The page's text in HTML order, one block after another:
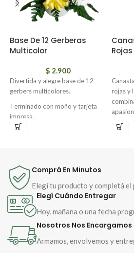
Base De 12 Gerberas
Multicolor
$ 2.900
Divertida y alegre base de 12
gerbers multicolores.
Terminado con moño y tarjeta
impresa.
rojas y
Comprá En Minutos
Elegí tu producto y completá el
Elegí Cuándo Entregar
Hoy, mañana o una fecha
Nosotros Nos Encargamos
Armamos, envolvemos y